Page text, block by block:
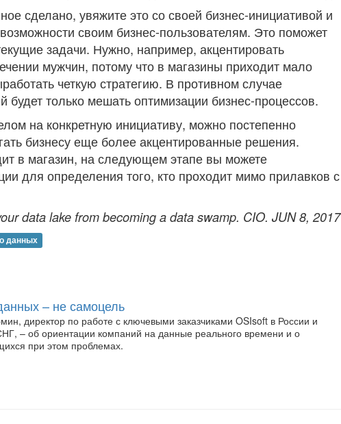
сделано, увяжите это со своей бизнес-инициативой и
своим бизнес-пользователям. Это поможет
задачи. Нужно, например, акцентировать
мужчин, потому что в магазины приходит мало
четкую стратегию. В противном случае
только мешать оптимизации бизнес-процессов.
на конкретную инициативу, можно постепенно
бизнесу еще более акцентированные решения.
в магазин, на следующем этапе вы можете
для определения того, кто проходит мимо прилавков с
data lake from becoming a data swamp. CIO. JUN 8, 2017
данных
– не самоцель
директор по работе с ключевыми заказчиками OSIsoft в России и
– об ориентации компаний на данные реального времени и о
при этом проблемах.